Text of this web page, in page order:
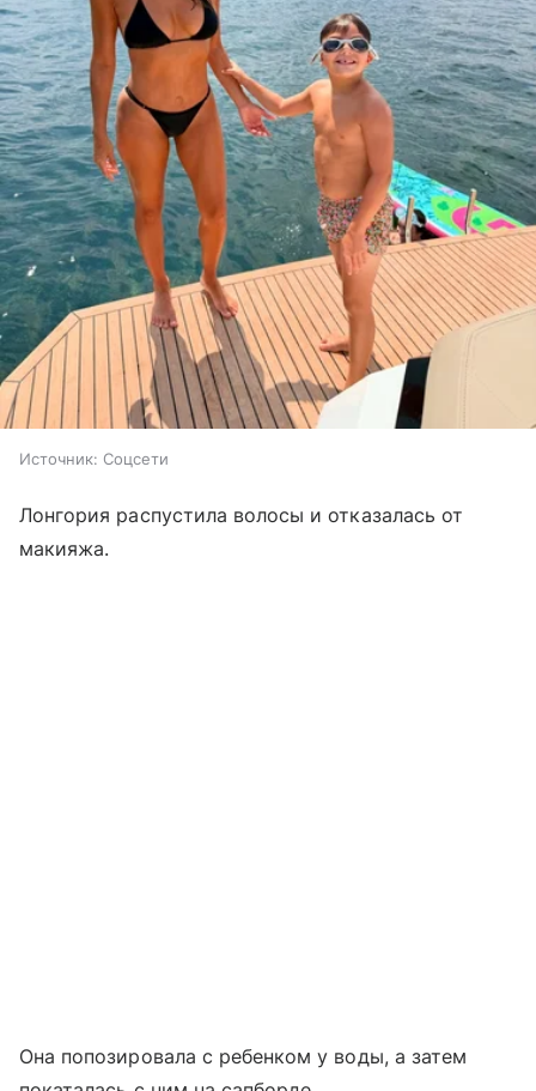
Источник: Соцсети
Лонгория распустила волосы и отказалась от
макияжа.
Она попозировала с ребенком у воды, а затем